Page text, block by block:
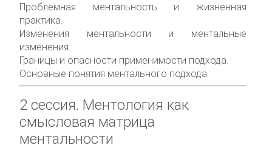
Проблемная ментальность и жизненная
практика.
Изменения ментальности и ментальные
изменения.
Границы и опасности применимости подхода.
Основные понятия ментального подхода.
2 сессия. Ментология как
смысловая матрица
ментальности